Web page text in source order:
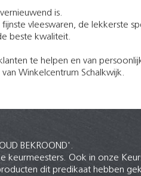
is.
vleeswaren, de lekkerste
beste kwaliteit.
te helpen en van
Winkelcentrum Schalkwijk.
BEKROOND'.
keurmeesters. Ook in onze
dit predikaat hebben